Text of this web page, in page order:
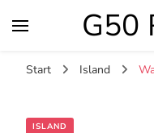
G50
Start Island
ISLAND